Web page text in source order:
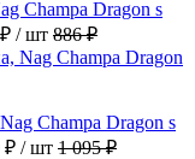
Champa Dragon s
/ шт 886 ₽
Champa Dragon s
₽ / шт 1 095 ₽